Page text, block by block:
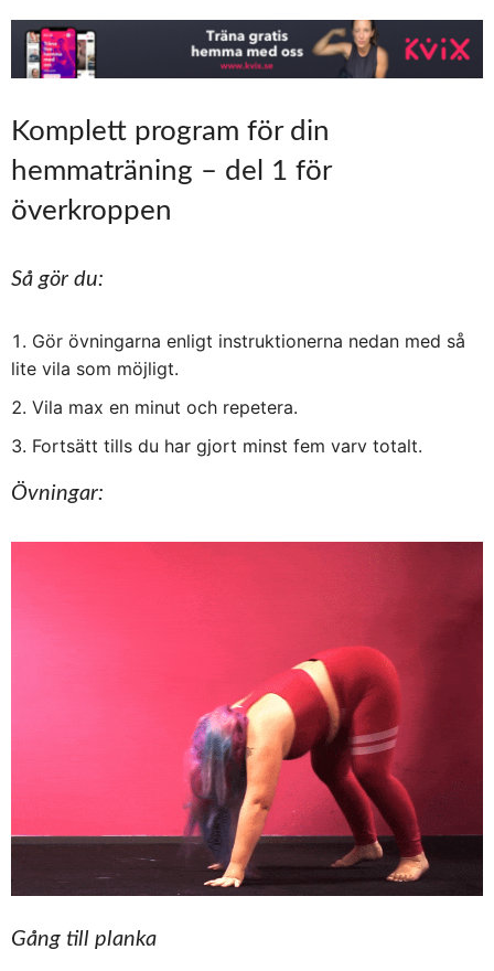
Komplett program för din
hemmaträning – del 1 för
överkroppen
Så gör du:
Gör övningarna enligt instruktionerna nedan med så
lite vila som möjligt.
Vila max en minut och repetera.
Fortsätt tills du har gjort minst fem varv totalt.
Övningar:
Gång till planka